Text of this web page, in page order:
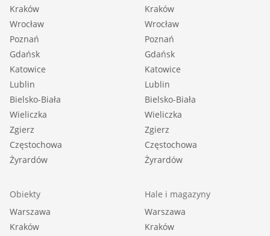
Kraków
Wrocław
Poznań
Gdańsk
Katowice
Lublin
Bielsko-Biała
Wieliczka
Zgierz
Częstochowa
Żyrardów
Kraków
Wrocław
Poznań
Gdańsk
Katowice
Lublin
Bielsko-Biała
Wieliczka
Zgierz
Częstochowa
Żyrardów
Obiekty
Warszawa
Kraków
Hale i magazyny
Warszawa
Kraków